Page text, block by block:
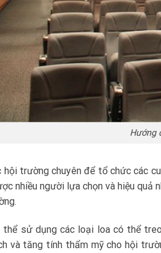
Hướng
hội trường chuyên để tổ chức các
nhiều người lựa chọn và hiệu
thể sử dụng các loại loa có thể
và tăng tính thẩm mỹ cho hội